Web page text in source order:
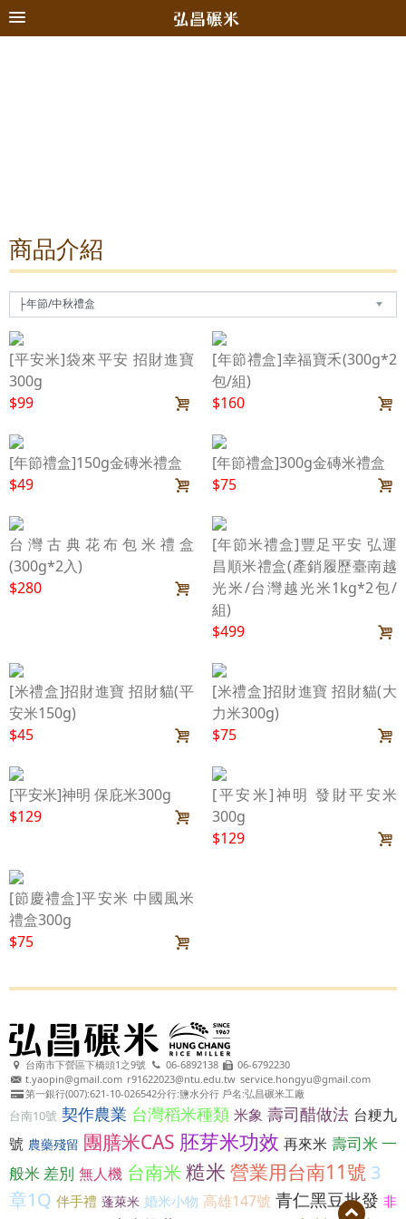
商品介紹
[平安米]袋來平安 招財進寶
300g
$99
[年節禮盒]幸福寶禾(300g*2
包/組)
$160
[年節禮盒]150g金磚米禮盒
$49
[年節禮盒]300g金磚米禮盒
$75
台灣古典花布包米禮盒
(300g*2入)
$280
[年節米禮盒]豐足平安 弘運
昌順米禮盒(產銷履歷臺南越
光米/台灣越光米1kg*2包/
組)
$499
[米禮盒]招財進寶 招財貓(平
安米150g)
$45
[米禮盒]招財進寶 招財貓(大
力米300g)
$75
[平安米]神明 保庇米300g
$129
[平安米]神明 發財平安米
300g
$129
[節慶禮盒]平安米 中國風米
禮盒300g
$75
台南市下營區下橋頭1之9號 06-6892138
06-6792230
t.yaopin@gmail.com r91622023@ntu.edu.tw service.hongyu@gmail.com
第一銀行(007):621-10-026542分行:鹽水分行 戶名:弘昌碾米工廠
台南10號 契作農業 台灣稻米種類 米象 壽司醋做法 台粳九
號 農藥殘留 團膳米CAS 胚芽米功效 再來米 壽司米 一
般米 差別 無人機 台南米 糙米 營業用台南11號 3
章1Q 伴手禮 蓬萊米 婚米小物 高雄147號 青仁黑豆批發 非